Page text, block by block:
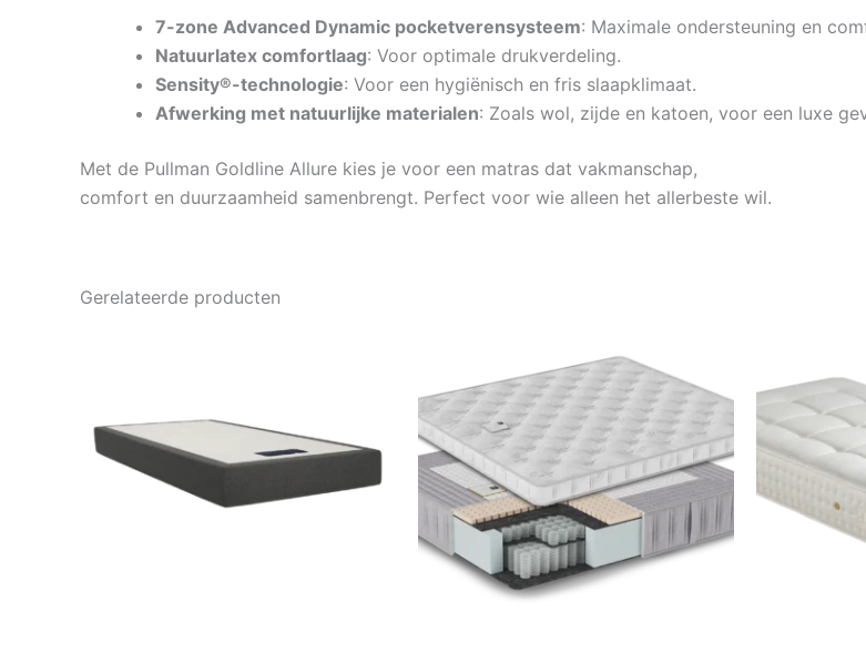
7-zone Advanced Dynamic pocketverensysteem: Maximale ondersteuning en
Natuurlatex comfortlaag: Voor optimale drukverdeling.
Sensity®-technologie: Voor een hygiënisch en fris slaapklimaat.
Afwerking met natuurlijke materialen: Zoals wol, zijde en katoen, voor een luxe
Met de Pullman Goldline Allure kies je voor een matras dat vakmanschap,
comfort en duurzaamheid samenbrengt. Perfect voor wie alleen het allerbeste wil.
Gerelateerde producten